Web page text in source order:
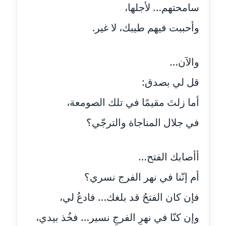
موقوف
مدونة أميرة اسماعيل
عاملة
مدونة أميرة محمود
عاملة
مدونة آيات القاضي
مدونة ايمان الدواخلي
سامحتهم… لأجلها،
وأحببت فيهم طيبك، لا غير.
والآن…
قل لي بصدق:
أما زلتَ مقيمًا في تلك الصومعة،
في جلال المناجاة والترجّي؟
أأصابك الفتح…
أم إنّنا في نهر الفرج نسري؟
فإن كان الفتحُ قد بلغك… فادعُ لي،
وإن كنّا في نهرِ الفرجِ نسير… فخُذ بيدي،